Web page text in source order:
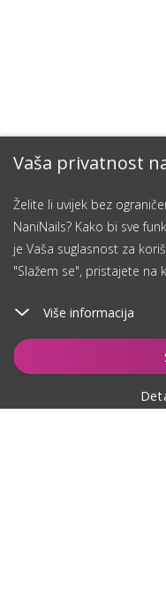
Vaša privatnost
Želite li uvijek bez
NaniNails? Kako bi sve
je Vaša suglasnost za
"Slažem se", pristajete na
Više informacija